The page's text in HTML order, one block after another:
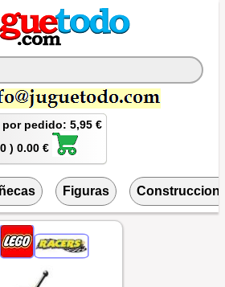
por pedido: 5,95 €
) 0.00 €
Figuras